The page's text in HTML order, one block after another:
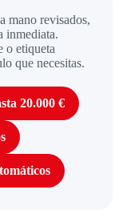
mano revisados,
inmediata.
o etiqueta
que necesitas.
20.000 €